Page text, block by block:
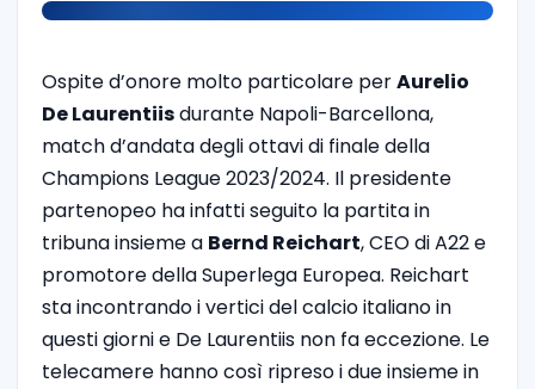
Ospite d’onore molto particolare perAurelio
De Laurentiisdurante Napoli-Barcellona,
match d’andata degli ottavi di finale della
Champions League 2023/2024. Il presidente
partenopeo ha infatti seguito la partita in
tribuna insieme a Bernd Reichart, CEO di A22 e
promotore della Superlega Europea. Reichart
sta incontrando i vertici del calcio italiano in
questi giorni e De Laurentiis non fa eccezione. Le
telecamere hanno così ripreso i due insieme in